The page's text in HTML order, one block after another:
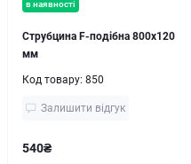
в наявності
Струбцина F-подібна 800x120
мм
Код товару: 850
Залишити відгук
540₴